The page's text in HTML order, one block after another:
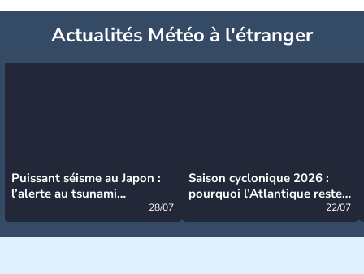
Actualités Météo à l'étranger
Puissant séisme au Japon :
l’alerte au tsunami
28/07
Saison cyclonique 2026 :
pourquoi l’Atlantique reste
22/07